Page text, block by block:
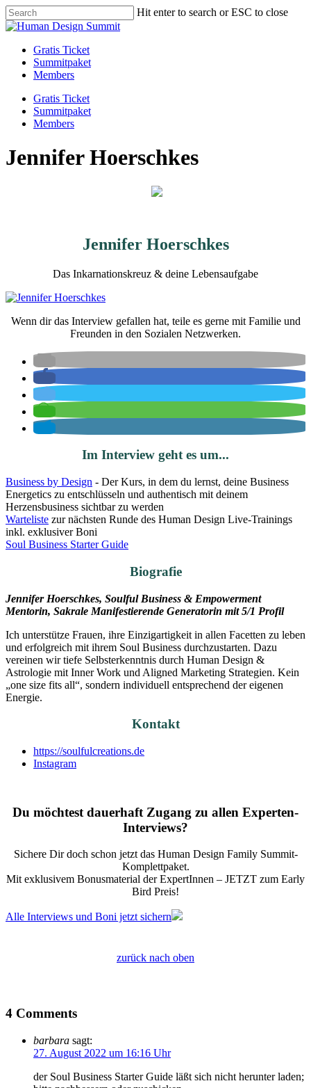
Skip
to
content
Hit enter to search or ESC to close
Close
Menu
Gratis Ticket
Summitpaket
Members
Gratis Ticket
Summitpaket
Members
Jennifer Hoerschkes
Jennifer Hoerschkes
Das Inkarnationskreuz & deine Lebensaufgabe
Wenn dir das Interview gefallen hat, teile es gerne mit Familie und
Freunden in den Sozialen Netzwerken.
Im Interview geht es um...
Business by Design - Der Kurs, in dem du lernst, deine Business
Energetics zu entschlüsseln und authentisch mit deinem
Herzensbusiness sichtbar zu werden
Warteliste zur nächsten Runde des Human Design Live-Trainings
inkl. exklusiver Boni
Soul Business Starter Guide
Biografie
Jennifer Hoerschkes, Soulful Business & Empowerment
Mentorin, Sakrale Manifestierende Generatorin mit 5/1 Profil
Ich unterstütze Frauen, ihre Einzigartigkeit in allen Facetten zu leben
und erfolgreich mit ihrem Soul Business durchzustarten. Dazu
vereinen wir tiefe Selbsterkenntnis durch Human Design &
Astrologie mit Inner Work und Aligned Marketing Strategien. Kein
„one size fits all“, sondern individuell entsprechend der eigenen
Energie.
Kontakt
https://soulfulcreations.de
Instagram
Du möchtest dauerhaft Zugang zu allen Experten-
Interviews?
Sichere Dir doch schon jetzt das Human Design Family Summit-
Komplettpaket.
Mit exklusivem Bonusmaterial der ExpertInnen – JETZT zum Early
Bird Preis!
Alle Interviews und Boni jetzt sichern
zurück nach oben
4 Comments
barbara sagt:
27. August 2022 um 16:16 Uhr
der Soul Business Starter Guide läßt sich nicht herunter laden;